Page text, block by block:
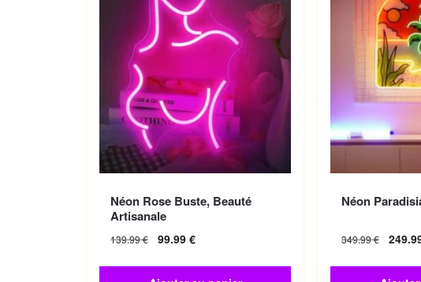
Néon Rose Buste, Beauté
Artisanale
139.99€ 99.99 €
Néon
349.99€